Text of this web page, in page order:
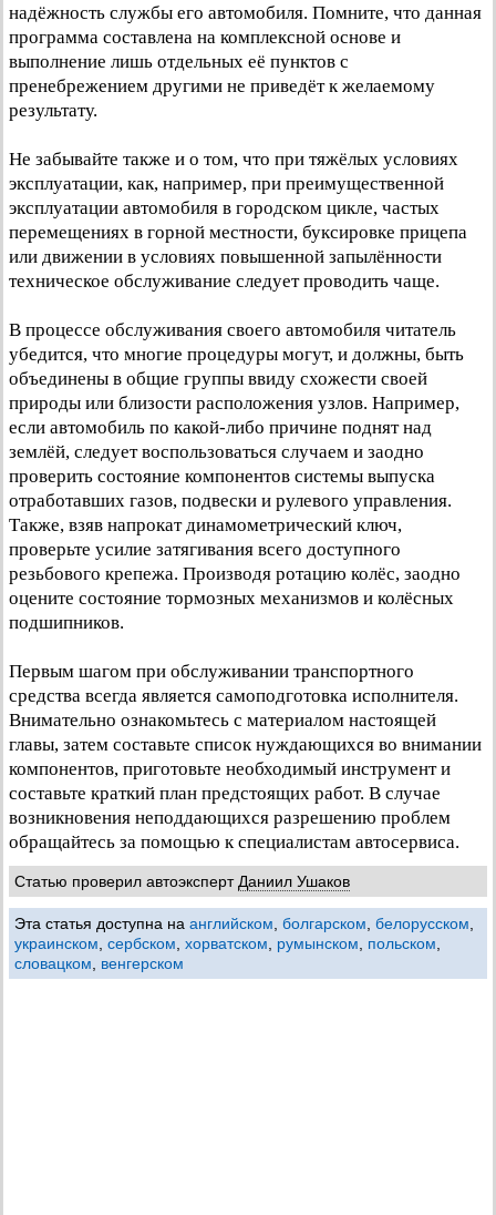
надёжность службы его автомобиля. Помните, что данная
программа составлена на комплексной основе и
выполнение лишь отдельных её пунктов с
пренебрежением другими не приведёт к желаемому
результату.
Не забывайте также и о том, что при тяжёлых условиях
эксплуатации, как, например, при преимущественной
эксплуатации автомобиля в городском цикле, частых
перемещениях в горной местности, буксировке прицепа
или движении в условиях повышенной запылённости
техническое обслуживание следует проводить чаще.
В процессе обслуживания своего автомобиля читатель
убедится, что многие процедуры могут, и должны, быть
объединены в общие группы ввиду схожести своей
природы или близости расположения узлов. Например,
если автомобиль по какой-либо причине поднят над
землёй, следует воспользоваться случаем и заодно
проверить состояние компонентов системы выпуска
отработавших газов, подвески и рулевого управления.
Также, взяв напрокат динамометрический ключ,
проверьте усилие затягивания всего доступного
резьбового крепежа. Производя ротацию колёс, заодно
оцените состояние тормозных механизмов и колёсных
подшипников.
Первым шагом при обслуживании транспортного
средства всегда является самоподготовка исполнителя.
Внимательно ознакомьтесь с материалом настоящей
главы, затем составьте список нуждающихся во внимании
компонентов, приготовьте необходимый инструмент и
составьте краткий план предстоящих работ. В случае
возникновения неподдающихся разрешению проблем
обращайтесь за помощью к специалистам автосервиса.
Статью проверил автоэксперт Даниил Ушаков
Эта статья доступна на английском болгарском белорусском
украинском сербском хорватском румынском польском
словацком
венгерском